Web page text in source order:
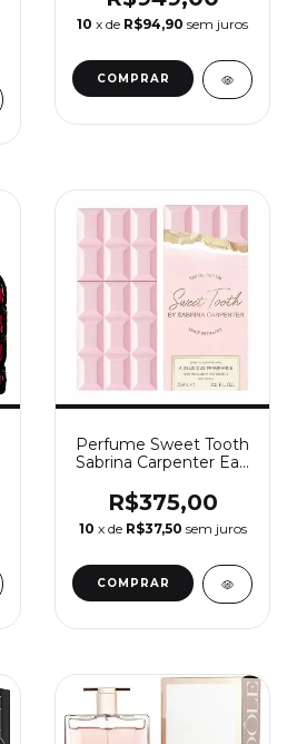
parfum 80ml
10 x de R$94,90 sem juros
Perfume Sweet Tooth
Sabrina Carpenter Eau
R$375,00
10 x de R$37,50 sem juros